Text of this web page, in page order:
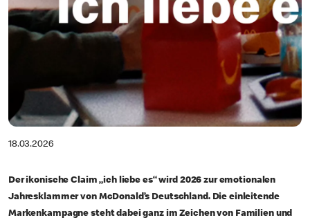
18.03.2026
Der ikonische Claim „ich liebe es“ wird 2026 zur emotionalen
Jahresklammer von McDonald’s Deutschland. Die einleitende
Markenkampagne steht dabei ganz im Zeichen von Familien und